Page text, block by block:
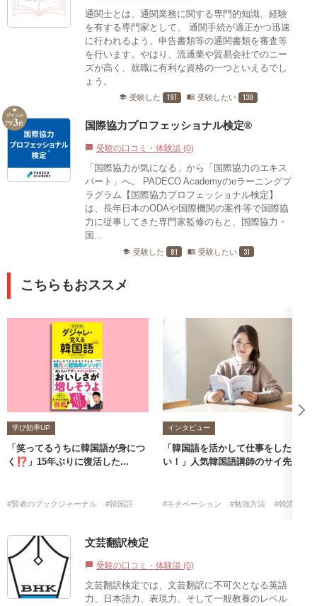
通関士とは、通関業務に関する専門的知識、経験
を有する専門家として、 通関手続が適正かつ迅速
に行われるよう、申告書類等の通関書類を審査等
を行います。やはり、流通業や貿易会社でのニー
ズが高く、就職に有利な資格の一つといえるでし
ょう。
school 受験した 197 menu_book 受験したい 130
国際協力プロフェッショナル検定®
chat_bubble 受験の口コミ・体験談 (0)
「国際協力が気になる」から「国際協力のエキス
パート」へ。 PADECO Academyのeラーニングプ
ラグラム【国際協力プロフェッショナル検定】
は、長年日本のODAや国際機関の案件等で国際協
力に従事してきた専門家監修のもと、国際協力・
国...
school 受験した 81 menu_book 受験したい 31
こちらもおススメ
学び効率UP
「笑ってるうちに韓国語が身につ
く⁉」15年ぶりに復活した...
#賢者のブックジャーナル #韓国語
インタビュー
「韓国語を活かして仕事をした
い！」人気韓国語講師のサイ先...
#モチベーション #勉強方法 #韓流
文芸翻訳検定
chat_bubble 受験の口コミ・体験談 (0)
文芸翻訳検定では、文芸翻訳に不可欠となる英語
力、日本語力、表現力、そして一般教養のレベル